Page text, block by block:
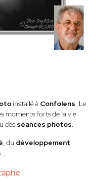
installé à Confolens. Le
moments forts de la vie
des séances photos.
, du développement
…